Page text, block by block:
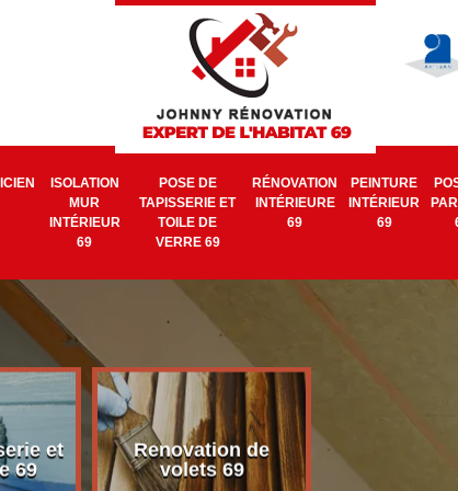
ISOLATION
MUR
INTÉRIEUR
69
POSE DE
TAPISSERIE ET
TOILE DE
VERRE 69
RÉNOVATION
INTÉRIEURE
69
PEINTURE
INTÉRIEUR
69
et
69
Renovation de
volets 69